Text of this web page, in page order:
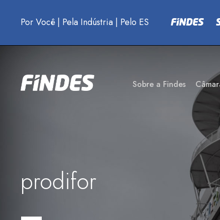
Por Você | Pela Indústria | Pelo ES
Sobre a Findes
prodifor